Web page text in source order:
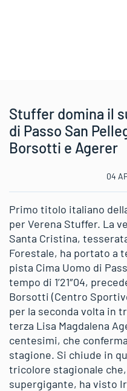
Stuffer domina il
di Passo San
Borsotti e Agerer
04
Primo titolo italiano
per Verena Stuffer. La
Santa Cristina,
Forestale, ha portato a
pista Cima Uomo di
tempo di 1’21″04,
Borsotti (Centro
per la seconda volta in
terza Lisa Magdalena
centesimi, che
stagione. Si chiude in
tricolore stagionale
supergigante, ha visto